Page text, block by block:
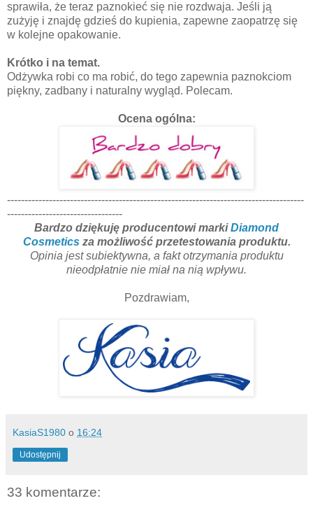
sprawiła, że teraz paznokieć się nie rozdwaja. Jeśli ją
zużyję i znajdę gdzieś do kupienia, zapewne zaopatrzę się
w kolejne opakowanie.
Krótko i na temat.
Odżywka robi co ma robić, do tego zapewnia paznokciom
piękny, zadbany i naturalny wygląd. Polecam.
Ocena ogólna:
-------------------------------------------------------------------------------------
---------------------------------
Bardzo dziękuję producentowi markiDiamond
Cosmeticsza możliwość przetestowania produktu.
Opinia jest subiektywna, a fakt otrzymania produktu
nieodpłatnie nie miał na nią wpływu.
Pozdrawiam,
KasiaS1980 o 16:24
Udostępnij
33 komentarze: